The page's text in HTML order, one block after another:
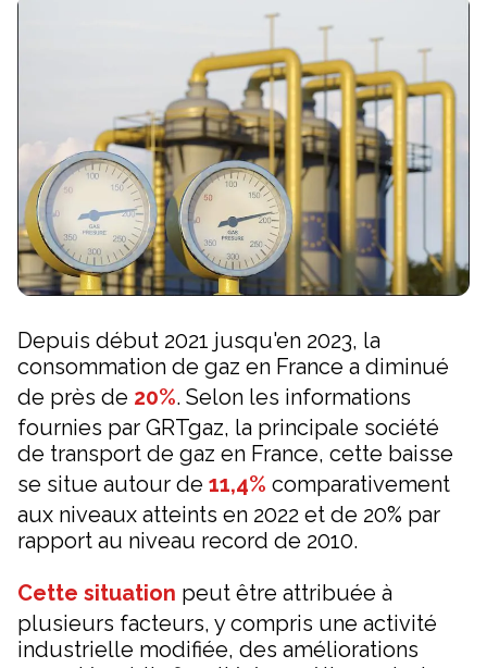
Depuis début 2021 jusqu'en 2023, la
consommation de gaz en France a diminué
de près de 20%. Selon les informations
fournies par GRTgaz, la principale société
de transport de gaz en France, cette baisse
se situe autour de 11,4% comparativement
aux niveaux atteints en 2022 et de 20% par
rapport au niveau record de 2010.
Cette situation peut être attribuée à
plusieurs facteurs, y compris une activité
industrielle modifiée, des améliorations